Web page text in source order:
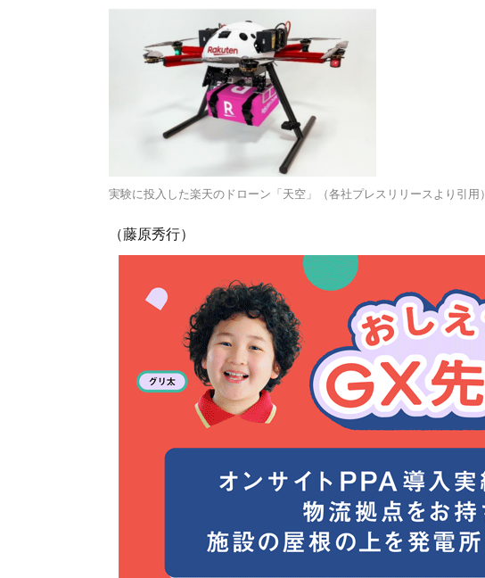
実験に投入した楽天のドローン「天空」（各社プレスリリースより引用）
（藤原秀行）